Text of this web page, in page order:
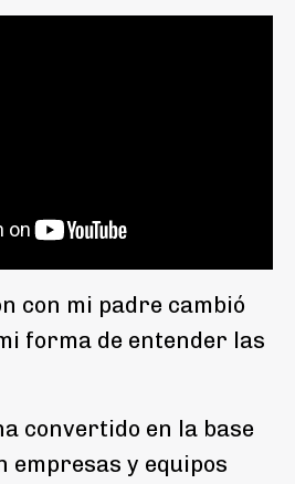
con mi padre cambió
forma de entender las
convertido en la base
empresas y equipos